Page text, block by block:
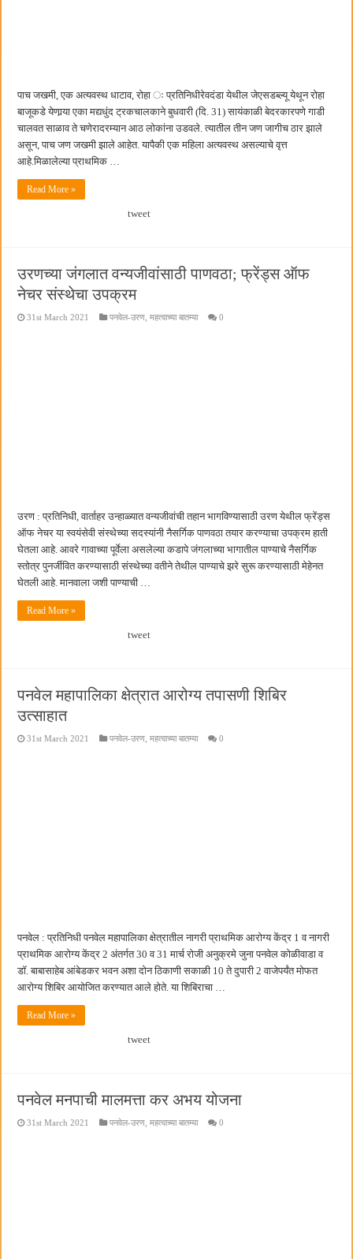
पाच जखमी, एक अत्यवस्थ धाटाव, रोहा ः प्रतिनिधीरेवदंडा येथील जेएसडब्ल्यू येथून रोहा
बाजूकडे येणार्‍या एका मद्यधुंद ट्रकचालकाने बुधवारी (दि. 31) सायंकाळी बेदरकारपणे गाडी
चालवत साळाव ते चणेरादरम्यान आठ लोकांना उडवले. त्यातील तीन जण जागीच ठार झाले
असून, पाच जण जखमी झाले आहेत. यापैकी एक महिला अत्यवस्थ असल्याचे वृत्त
आहे.मिळालेल्या प्राथमिक …
Read More »
tweet
उरणच्या जंगलात वन्यजीवांसाठी पाणवठा; फ्रेंड्स ऑफ
नेचर संस्थेचा उपक्रम
31st March 2021 पनवेल-उरण ,महत्वाच्या बातम्या 0
उरण : प्रतिनिधी, वार्ताहर उन्हाळ्यात वन्यजीवांची तहान भागविण्यासाठी उरण येथील फ्रेंड्स
ऑफ नेचर या स्वयंसेवी संस्थेच्या सदस्यांनी नैसर्गिक पाणवठा तयार करण्याचा उपक्रम हाती
घेतला आहे. आवरे गावाच्या पूर्वेला असलेल्या कडापे जंगलाच्या भागातील पाण्याचे नैसर्गिक
स्तोत्र पुनर्जीवित करण्यासाठी संस्थेच्या वतीने तेथील पाण्याचे झरे सुरू करण्यासाठी मेहेनत
घेतली आहे. मानवाला जशी पाण्याची …
Read More »
tweet
पनवेल महापालिका क्षेत्रात आरोग्य तपासणी शिबिर
उत्साहात
31st March 2021 पनवेल-उरण ,महत्वाच्या बातम्या 0
पनवेल : प्रतिनिधी पनवेल महापालिका क्षेत्रातील नागरी प्राथमिक आरोग्य केंद्र 1 व नागरी
प्राथमिक आरोग्य केंद्र 2 अंतर्गत 30 व 31 मार्च रोजी अनुक्रमे जुना पनवेल कोळीवाडा व
डॉ. बाबासाहेब आंबेडकर भवन अशा दोन ठिकाणी सकाळी 10 ते दुपारी 2 वाजेपर्यंत मोफत
आरोग्य शिबिर आयोजित करण्यात आले होते. या शिबिराचा …
Read More »
tweet
पनवेल मनपाची मालमत्ता कर अभय योजना
31st March 2021 पनवेल-उरण ,महत्वाच्या बातम्या 0